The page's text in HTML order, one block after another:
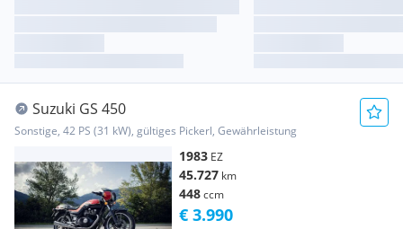
Suzuki GS 450
Sonstige, 42 PS (31 kW), gültiges Pickerl, Gewährleistung
1983 EZ
45.727 km
448ccm
€ 3.990